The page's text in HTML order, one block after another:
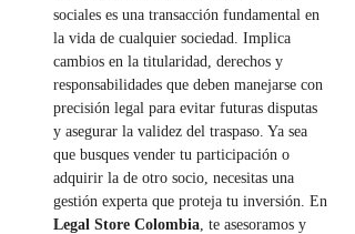
sociales es una transacción fundamental en
la vida de cualquier sociedad. Implica
cambios en la titularidad, derechos y
responsabilidades que deben manejarse con
precisión legal para evitar futuras disputas
y asegurar la validez del traspaso. Ya sea
que busques vender tu participación o
adquirir la de otro socio, necesitas una
gestión experta que proteja tu inversión. En
Legal Store Colombia, te asesoramos y